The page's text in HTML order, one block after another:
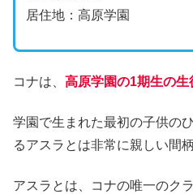
居住地：高原学園
コナは、 高原学園の1期生の生
学園で生まれた最初の子供の
るアスラとは非常に親しい間柄
アスラとは、コナの唯一のク